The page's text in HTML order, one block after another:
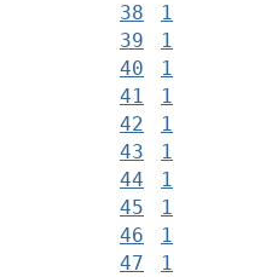
38
1
39
1
40
1
41
1
42
1
43
1
44
1
45
1
46
1
47
1